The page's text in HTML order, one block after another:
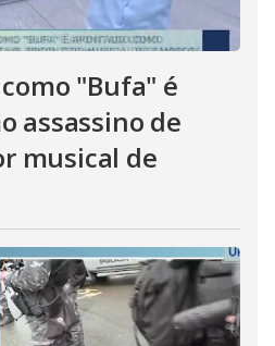
"Bufa" é
assassino de
musical de